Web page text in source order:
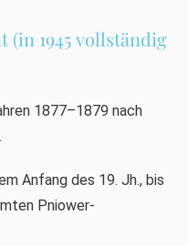
(in 1945 vollständig
1877–1879 nach
Anfang des 19. Jh., bis
Pniower-